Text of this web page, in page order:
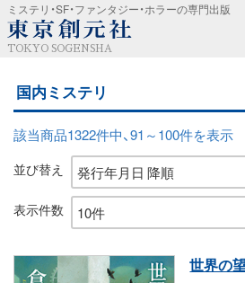
ミステリ・SF・ファンタジー・ホラーの専門出版
TOKYO SOGENSHA
国内ミステリ
該当商品1322件中、91～100件を表示
並び替え
表示件数
世界の